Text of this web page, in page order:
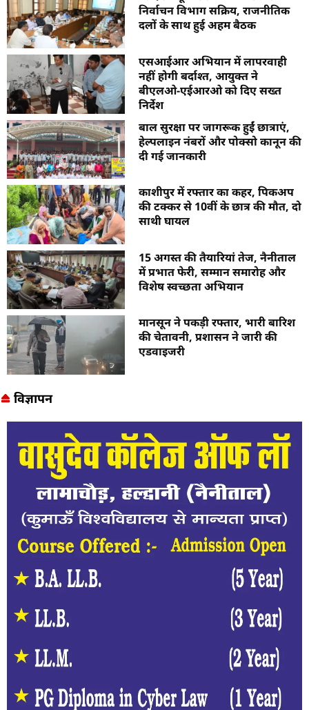
निर्वाचन विभाग सक्रिय, राजनीतिक
दलों के साथ हुई अहम बैठक
एसआईआर अभियान में लापरवाही
नहीं होगी बर्दाश्त, आयुक्त ने
बीएलओ-एईआरओ को दिए सख्त
निर्देश
बाल सुरक्षा पर जागरूक हुईं छात्राएं,
हेल्पलाइन नंबरों और पोक्सो कानून की
दी गई जानकारी
काशीपुर में रफ्तार का कहर, पिकअप
की टक्कर से 10वीं के छात्र की मौत, दो
साथी घायल
15 अगस्त की तैयारियां तेज, नैनीताल
में प्रभात फेरी, सम्मान समारोह और
विशेष स्वच्छता अभियान
मानसून ने पकड़ी रफ्तार, भारी बारिश
की चेतावनी, प्रशासन ने जारी की
एडवाइजरी
विज्ञापन